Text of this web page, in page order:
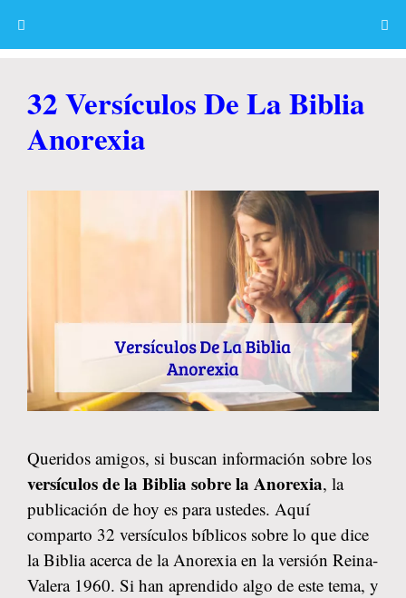
32 Versículos De La Biblia
Anorexia
Queridos amigos, si buscan información sobre los
versículos de la Biblia sobre la Anorexia, la
publicación de hoy es para ustedes. Aquí
comparto 32 versículos bíblicos sobre lo que dice
la Biblia acerca de la Anorexia en la versión Reina-
Valera 1960. Si han aprendido algo de este tema, y